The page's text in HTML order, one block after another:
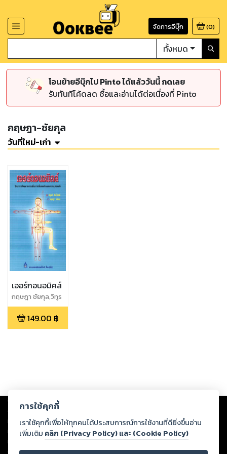
จัดการอีบุ๊ก (0)
ทั้งหมด
โอนย้ายอีบุ๊กไป Pinto ได้แล้ววันนี้ กดเลย
รับทันทีโค้ดลด ซื้อและอ่านได้ต่อเนื่องที่ Pinto
กฤษฎา-ชัยกุล
วันที่ใหม่-เก่า
เออร์กอนอมิคส์
กฤษฎา ชัยกุล,วิทูร
ย์ สิมะโชตดี
149.00 ฿
Copyright © 2026
ต่อผลงานหรือเนื้อหาใดที่อัปโหลดผ่านเว็บไซต์และปรากฏว่าละเมิดสิทธิใน
ทรัพย์สินทางปัญญาของบุคคลอื่นหรือขัดต่อกฎหมายและศีลธรรม ดังนั้น ผู้อ่าน
ทุกท่านโปรดใช้วิจารณญาณในการกลั่นกรองด้วยตนเอง และหากท่านพบว่าส่วน
หนึ่งส่วนใดขัดต่อกฎหมายและศีลธรรม กรุณาแจ้งมายังบริษัท เพื่อทีมงานจะได้
ดำเนินการในทันที ทั้งนี้ ทางสตอรี่ล็อกขอสงวนลิขสิทธิ์ตามพระราชบัญญัติ
การใช้คุกกี้
เราใช้คุกกี้เพื่อให้ทุกคนได้ประสบการณ์การใช้งานที่ดียิ่งขึ้นอ่าน
เพิ่มเติม คลิก (Privacy Policy) และ (Cookie Policy)